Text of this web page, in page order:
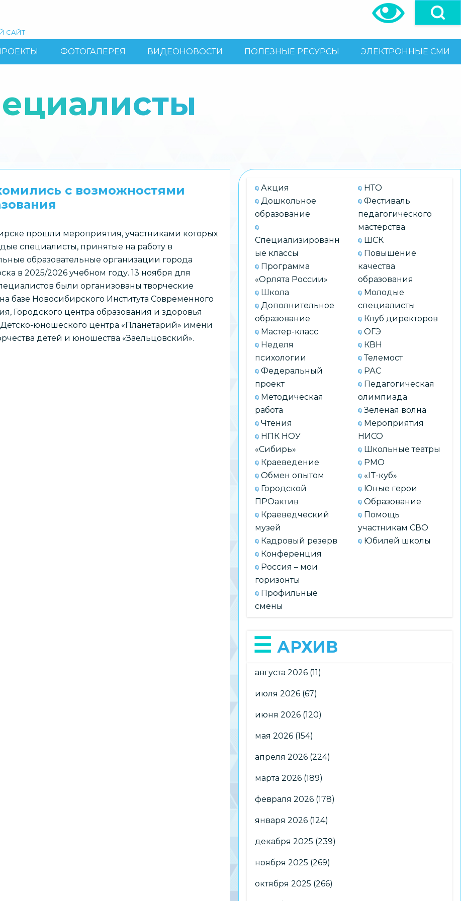
САЙТ
ФОТОГАЛЕРЕЯ ВИДЕОНОВОСТИ ПОЛЕЗНЫЕ РЕСУРСЫ ЭЛЕКТРОННЫЕ СМИ
с возможностями
прошли мероприятия, участниками которых
специалисты, принятые на работу в
образовательные организации города
в 2025/2026 учебном году. 13 ноября для
были организованы творческие
базе Новосибирского Института Современного
Городского центра образования и здоровья
Детско-юношеского центра «Планетарий» имени
детей и юношества «Заельцовский».
Акция
Дошкольное
образование
Специализированн
ые классы
Программа
«Орлята России»
Школа
Дополнительное
образование
Мастер-класс
Неделя
психологии
Федеральный
проект
Методическая
работа
Чтения
НПК НОУ
«Сибирь»
Краеведение
Обмен опытом
Городской
ПРОактив
Краеведческий
музей
Кадровый резерв
Конференция
Россия – мои
горизонты
Профильные
смены
НТО
Фестиваль
педагогического
мастерства
ШСК
Повышение
качества
образования
Молодые
специалисты
Клуб директоров
ОГЭ
КВН
Телемост
РАС
Педагогическая
олимпиада
Зеленая волна
Мероприятия
НИСО
Школьные театры
РМО
«IT-куб»
Юные герои
Образование
Помощь
участникам СВО
Юбилей школы
АРХИВ
августа 2026 (11)
июля 2026 (67)
июня 2026 (120)
мая 2026 (154)
апреля 2026 (224)
марта 2026 (189)
февраля 2026 (178)
января 2026 (124)
декабря 2025 (239)
ноября 2025 (269)
октября 2025 (266)